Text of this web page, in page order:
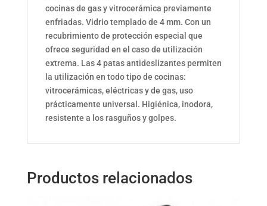
cocinas de gas y vitrocerámica previamente
enfriadas. Vidrio templado de 4 mm. Con un
recubrimiento de protección especial que
ofrece seguridad en el caso de utilización
extrema. Las 4 patas antideslizantes permiten
la utilización en todo tipo de cocinas:
vitrocerámicas, eléctricas y de gas,uso
prácticamente universal. Higiénica, inodora,
resistente a los rasguños y golpes.
Productos relacionados